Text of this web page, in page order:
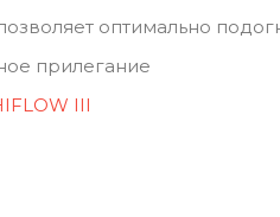
оптимально
прилегание
III